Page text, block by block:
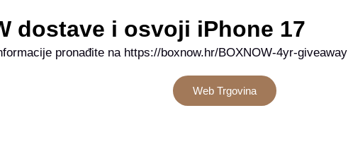
dostave i osvoji iPhone 17
pronađite na https://boxnow.hr/BOXNOW-4yr-giveaway
Web Trgovina